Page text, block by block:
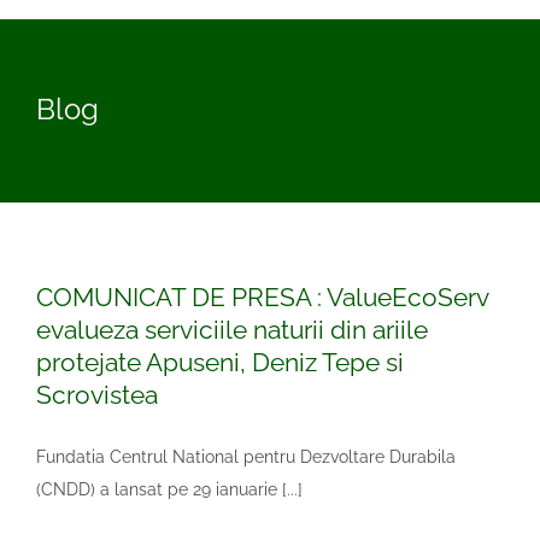
Blog
COMUNICAT DE PRESA : ValueEcoServ
evalueza serviciile naturii din ariile
protejate Apuseni, Deniz Tepe si
Scrovistea
Fundatia Centrul National pentru Dezvoltare Durabila
(CNDD) a lansat pe 29 ianuarie [...]